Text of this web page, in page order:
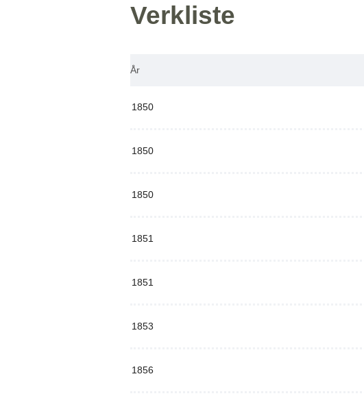
Verkliste
År
1850
1850
1850
1851
1851
1853
1856